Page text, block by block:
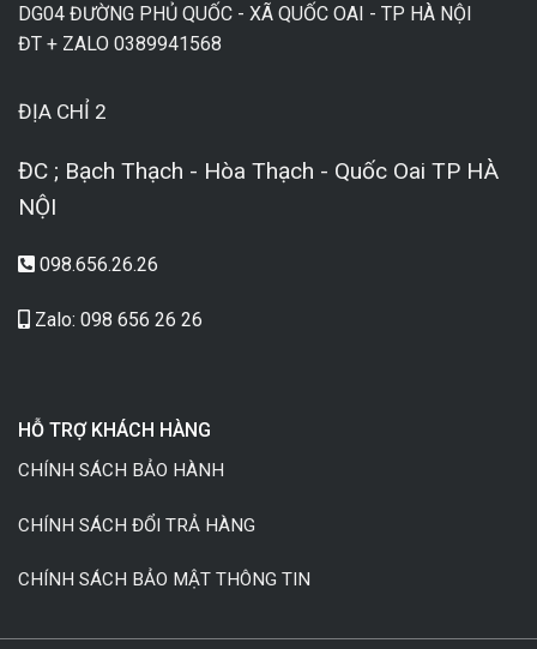
DG04 ĐƯỜNG PHỦ QUỐC - XÃ QUỐC OAI - TP HÀ NỘI
ĐT + ZALO 0389941568
ĐỊA CHỈ 2
ĐC ; Bạch Thạch - Hòa Thạch - Quốc Oai TP HÀ
NỘI
098.656.26.26
Zalo: 098 656 26 26
HỖ TRỢ KHÁCH HÀNG
CHÍNH SÁCH BẢO HÀNH
CHÍNH SÁCH ĐỔI TRẢ HÀNG
CHÍNH SÁCH BẢO MẬT THÔNG TIN